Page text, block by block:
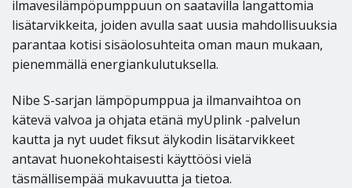
ilmavesilämpöpumppuun on saatavilla langattomia
lisätarvikkeita, joiden avulla saat uusia mahdollisuuksia
parantaa kotisi sisäolosuhteita oman maun mukaan,
pienemmällä energiankulutuksella.
Nibe S-sarjan lämpöpumppua ja ilmanvaihtoa on
kätevä valvoa ja ohjata etänä myUplink -palvelun
kautta ja nyt uudet fiksut älykodin lisätarvikkeet
antavat huonekohtaisesti käyttöösi vielä
täsmällisempää mukavuutta ja tietoa.